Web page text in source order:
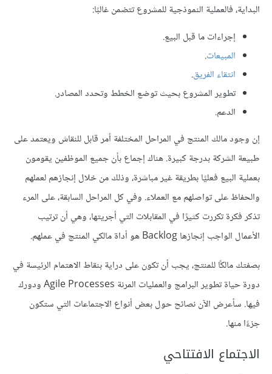
البداية، فالعملية النموذجية للمشروع تتضمن غالبًا:
إجراءات ما قبل البيع.
المبيعات.
انتقاء الفريق.
تطوير المشروع بحيث توضع الخطط وتحدد المصادر.
الدعم.
إن وجود مالك المنتج في المراحل المختلفة أمر قابل للنقاش ويعتمد على
طبيعة الشركة بدرجة كبيرة. هناك إجماع بأن جميع الموظفين يقومون
بعملية البيع فعليًا بطريقة غير مباشرة، وذلك من خلال إنجازهم لعملهم
والحفاظ على تواصلهم مع العملاء. وفي كل المراحل السابقة، على المرء
تذكر فكرة تكررت كثيرًا في المقابلات التي أجريتها، وهي أن ترتيب
الأعمال الواجب إنجازها Backlog هو أداة مالكي المنتج في عملهم.
بصفتك مالكًا للمنتج، يجب أن تكون على دراية بنقاط الاهتمام الرئيسة في
دورة حياة تطوير البرامج والعمليات المرنة Agile Processes ودورك
فيها. سأعرض الآن نصائح حول بعض أنواع الاجتماعات التي ستكون
جزءًا منها.
الاجتماع الافتتاحي